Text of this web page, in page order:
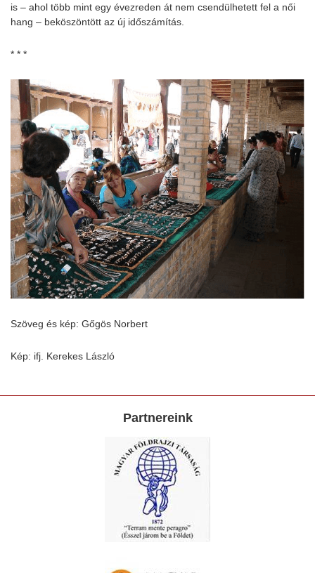
is – ahol több mint egy évezreden át nem csendülhetett fel a női
hang – beköszöntött az új időszámítás.
* * *
Szöveg és kép: Gőgös Norbert
Kép: ifj. Kerekes László
Partnereink